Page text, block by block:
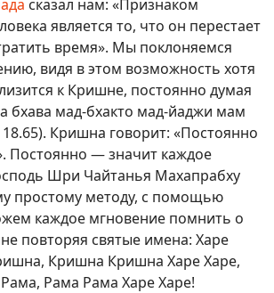
сказал нам: «Признаком
является то, что он перестает
время». Мы поклоняемся
видя в этом возможность хотя
к Кришне, постоянно думая
бхава мад-бхакто мад-йаджи мам
18.65). Кришна говорит: «Постоянно
Постоянно — значит каждое
Шри Чайтанья Махапрабху
простому методу, с помощью
каждое мгновение помнить о
повторяя святые имена: Харе
Кришна Кришна Харе Харе,
Рама Рама Харе Харе!